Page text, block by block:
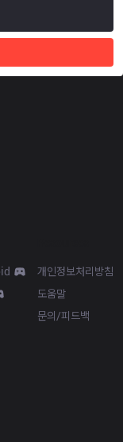
개인정보처리방침
도움말
문의/피드백